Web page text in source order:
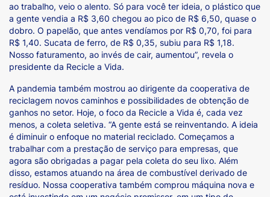
ao trabalho, veio o alento. Só para você ter ideia, o plástico que
a gente vendia a R$ 3,60 chegou ao pico de R$ 6,50, quase o
dobro. O papelão, que antes vendíamos por R$ 0,70, foi para
R$ 1,40. Sucata de ferro, de R$ 0,35, subiu para R$ 1,18.
Nosso faturamento, ao invés de cair, aumentou”, revela o
presidente da Recicle a Vida.
A pandemia também mostrou ao dirigente da cooperativa de
reciclagem novos caminhos e possibilidades de obtenção de
ganhos no setor. Hoje, o foco da Recicle a Vida é, cada vez
menos, a coleta seletiva. “A gente está se reinventando. A ideia
é diminuir o enfoque no material reciclado. Começamos a
trabalhar com a prestação de serviço para empresas, que
agora são obrigadas a pagar pela coleta do seu lixo. Além
disso, estamos atuando na área de combustível derivado de
resíduo. Nossa cooperativa também comprou máquina nova e